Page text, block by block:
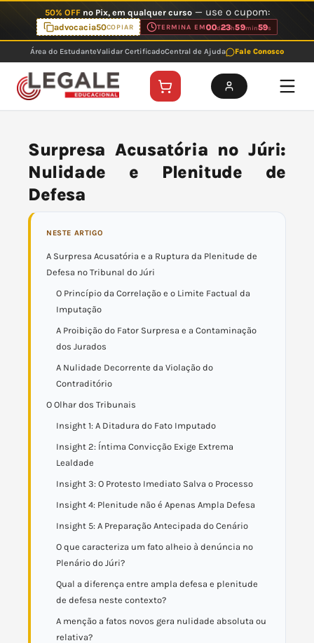
o
conteúdo
50% OFFno Pix, em qualquer curso— use o cupom:
advocacia50COPIAR TERMINA EM00d23h59min59s
Área do EstudanteValidar CertificadoCentral de Ajuda Fale Conosco
Surpresa Acusatória no Júri:
Nulidade e Plenitude de
Defesa
NESTE ARTIGO
A Surpresa Acusatória e a Ruptura da Plenitude de
Defesa no Tribunal do Júri
O Princípio da Correlação e o Limite Factual da
Imputação
A Proibição do Fator Surpresa e a Contaminação
dos Jurados
A Nulidade Decorrente da Violação do
Contraditório
O Olhar dos Tribunais
Insight 1: A Ditadura do Fato Imputado
Insight 2: Íntima Convicção Exige Extrema
Lealdade
Insight 3: O Protesto Imediato Salva o Processo
Insight 4: Plenitude não é Apenas Ampla Defesa
Insight 5: A Preparação Antecipada do Cenário
O que caracteriza um fato alheio à denúncia no
Plenário do Júri?
Qual a diferença entre ampla defesa e plenitude
de defesa neste contexto?
A menção a fatos novos gera nulidade absoluta ou
relativa?